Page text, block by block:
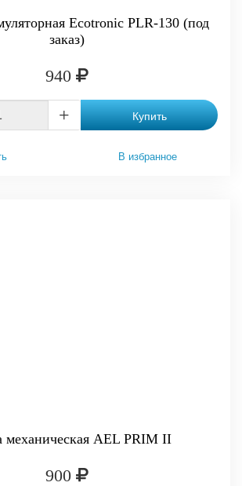
Ecotronic PLR-130 (под
заказ)
940
+ Купить
В избранное
механическая AEL PRIM II
900